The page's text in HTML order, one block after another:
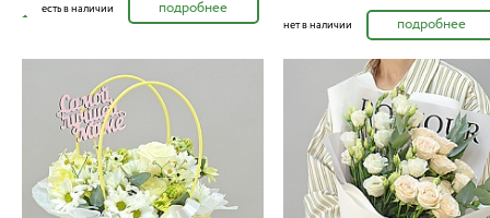
есть в наличии подробнее
нет в наличии подробнее